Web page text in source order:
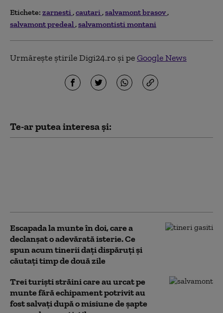
Etichete: zarnesti cautari salvamont brasov
salvamont predeal salvamontisti montani
Urmărește știrile Digi24.ro și peGoogle News
Te-ar putea interesa și:
Escapada la munte în doi, care a
declanșat o adevărată isterie. Ce
spun acum tinerii dați dispăruți și
căutați timp de două zile
Trei turişti străini care au urcat pe
munte fără echipament potrivit au
fost salvaţi după o misiune de șapte